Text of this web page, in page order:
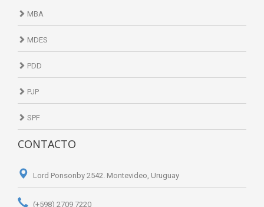
MBA
MDES
PDD
PJP
SPF
CONTACTO
Lord Ponsonby 2542. Montevideo, Uruguay
(+598) 2709 7220